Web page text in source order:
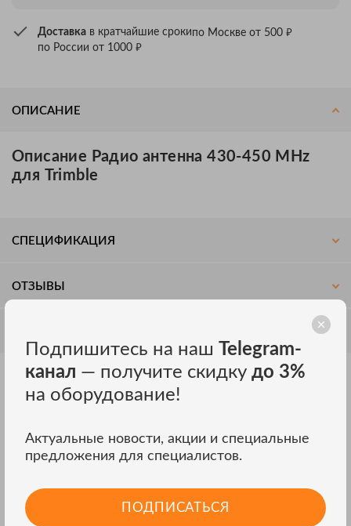
Доставка в кратчайшие срокипо Москве от 500 ₽
по России от 1000 ₽
ОПИСАНИЕ
Описание Радио антенна 430-450 MHz
для Trimble
СПЕЦИФИКАЦИЯ
ОТЗЫВЫ
Другие модели TRIMBLE
Подпишитесь на наш Telegram-
канал — получите скидку до 3%
на оборудование!
Актуальные новости, акции и специальные
предложения для специалистов.
ПОДПИСАТЬСЯ